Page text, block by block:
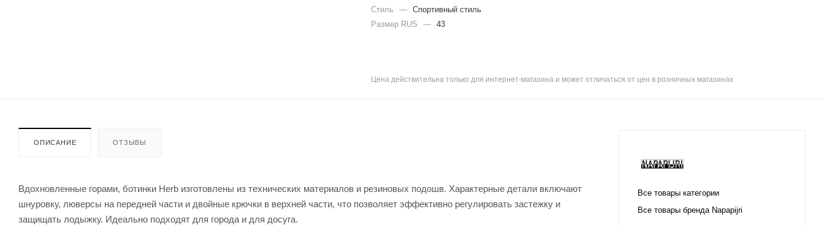
Стиль
—
Спортивный стиль
Размер RUS
— 43
Цена действительна только для интернет-магазина и может отличаться от цен в розничных магазинах
ОПИСАНИЕ ОТЗЫВЫ
Вдохновленные горами, ботинки Herb изготовлены из технических материалов и резиновых подошв. Характерные детали включают
шнуровку, люверсы на передней части и двойные крючки в верхней части, что позволяет эффективно регулировать застежку и
защищать лодыжку. Идеально подходят для города и для досуга.
Все товары категории
Все товары бренда Napapijri